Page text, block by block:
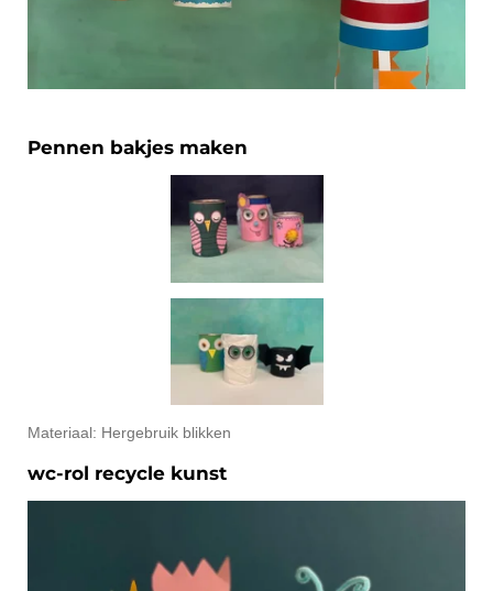
Pennen bakjes maken
Materiaal: Hergebruik blikken
wc-rol recycle kunst